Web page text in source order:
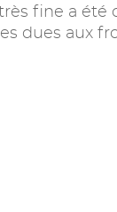
fine a
dues aux